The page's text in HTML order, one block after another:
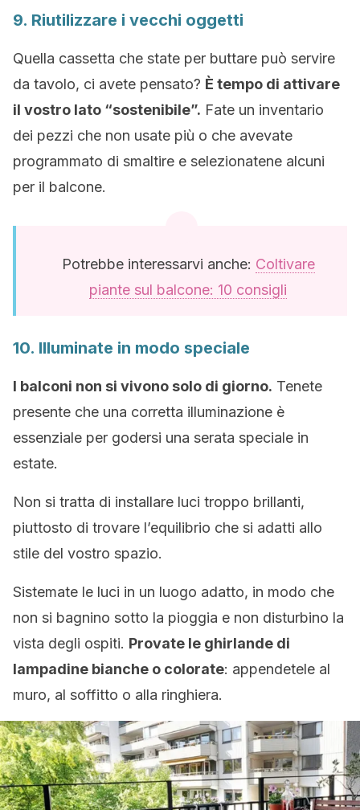
9. Riutilizzare i vecchi oggetti
Quella cassetta che state per buttare può servire
da tavolo, ci avete pensato? È tempo di attivare
il vostro lato “sostenibile”. Fate un inventario
dei pezzi che non usate più o che avevate
programmato di smaltire e selezionatene alcuni
per il balcone.
Potrebbe interessarvi anche: Coltivare
piante sul balcone: 10 consigli
10. Illuminate in modo speciale
I balconi non si vivono solo di giorno. Tenete
presente che una corretta illuminazione è
essenziale per godersi una serata speciale in
estate.
Non si tratta di installare luci troppo brillanti,
piuttosto di trovare l’equilibrio che si adatti allo
stile del vostro spazio.
Sistemate le luci in un luogo adatto, in modo che
non si bagnino sotto la pioggia e non disturbino la
vista degli ospiti. Provate le ghirlande di
lampadine bianche o colorate: appendetele al
muro, al soffitto o alla ringhiera.